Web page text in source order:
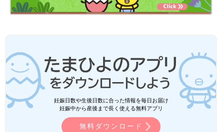
妊娠日数や生後日数に合った情報を毎日お届け
妊娠中から産後まで長く使える無料アプリ
無料ダウンロード